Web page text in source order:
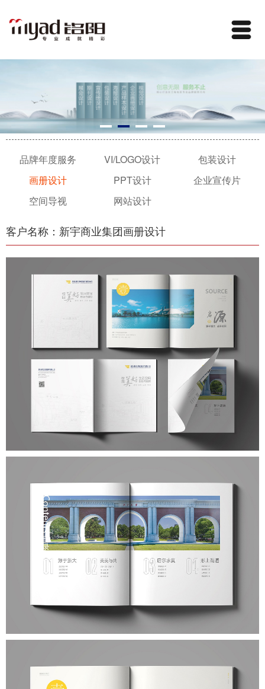
品牌年度服务 VI/LOGO设计
包装设计
画册设计
PPT设计
企业宣传片
空间导视
网站设计
客户名称：新宇商业集团画册设计